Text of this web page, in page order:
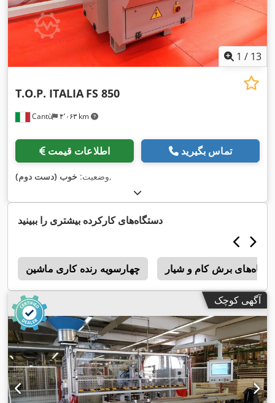
1 / 13
Cantù ۴٬۰۶۳ km
T.O.P. ITALIA FS 850
اطلاعات قیمت تماس بگیرید
وضعیت: خوب (دست دوم) ,
دستگاه‌های کارکرده بیشتری را ببینید
چهارسویه رنده کاری ماشین برش کام و شیار
آگهی کوچک